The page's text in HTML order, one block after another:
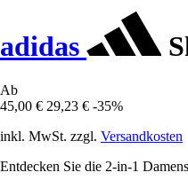
adidas
Ab
45,00 € 29,23 € -35%
inkl. MwSt. zzgl. Versandkosten
Entdecken Sie die 2-in-1